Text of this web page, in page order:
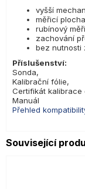
vyšší
měřicí
rubínový
zachování
bez nutnosti
Příslušenství:
Sonda,
Kalibrační fólie,
Certifikát kalibrace
Manuál
Přehled
Související